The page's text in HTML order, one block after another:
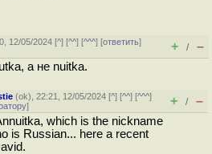
12/05/2024 [^] [^^] [^^^] [ответить]
+ / –
а не nuitka.
(ok), 22:21, 12/05/2024 [^] [^^] [^^^]
] + / –
which is the nickname
is Russian... here a recent